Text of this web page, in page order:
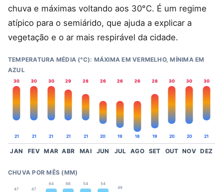
chuva e máximas voltando aos 30°C. É um regime
atípico para o semiárido, que ajuda a explicar a
vegetação e o ar mais respirável da cidade.
TEMPERATURA MÉDIA (°C): MÁXIMA EM VERMELHO, MÍNIMA EM
AZUL
30
21
30
21
30
21
29
21
28
21
26
20
26
19
26
18
28
19
30
20
30
20
30
21
JAN FEV MAR ABR MAI JUN JUL AGO SET OUT NOV DEZ
CHUVA POR MÊS (MM)
47 47
64 66 54 54
49